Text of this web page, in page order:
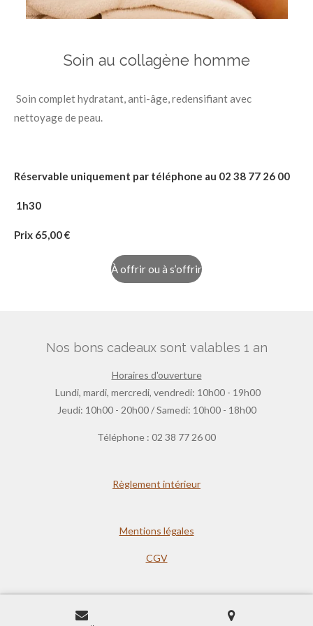
Soin au collagène homme
Soin complet hydratant, anti-âge, redensifiant avec
nettoyage de peau.
Réservable uniquement par téléphone au 02 38 77 26 00
1h30
Prix 65,00 €
À offrir ou à s’offrir
Nos bons cadeaux sont valables 1 an
Horaires d'ouverture
Lundi, mardi, mercredi, vendredi: 10h00 - 19h00
Jeudi: 10h00 - 20h00 / Samedi: 10h00 - 18h00
Téléphone : 02 38 77 26 00
Règlement intérieur
Mentions légales
CGV